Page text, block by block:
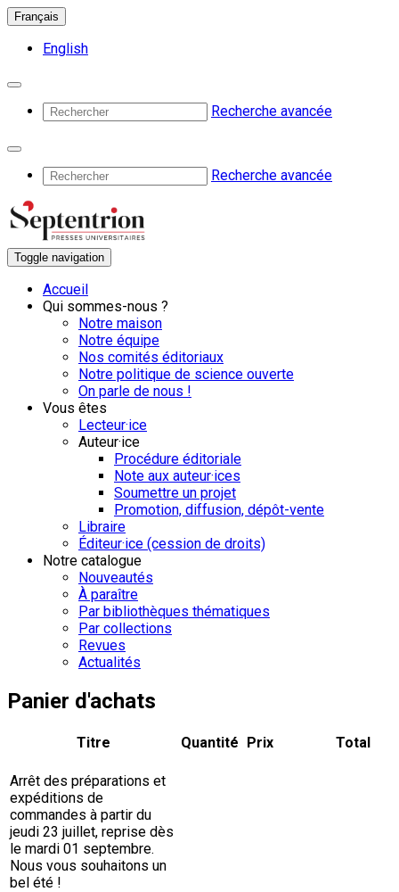
Français
English
Recherche avancée
Recherche avancée
Toggle navigation
Accueil
Qui sommes-nous ?
Notre maison
Notre équipe
Nos comités éditoriaux
Notre politique de science ouverte
On parle de nous !
Vous êtes
Lecteur·ice
Auteur·ice
Procédure éditoriale
Note aux auteur·ices
Soumettre un projet
Promotion, diffusion, dépôt-vente
Libraire
Éditeur·ice (cession de droits)
Notre catalogue
Nouveautés
À paraître
Par bibliothèques thématiques
Par collections
Revues
Actualités
Panier d'achats
Arrêt des préparations et
expéditions de
commandes à partir du
jeudi 23 juillet, reprise dès
le mardi 01 septembre.
Nous vous souhaitons un
bel été !
Titre Quantité Prix Total